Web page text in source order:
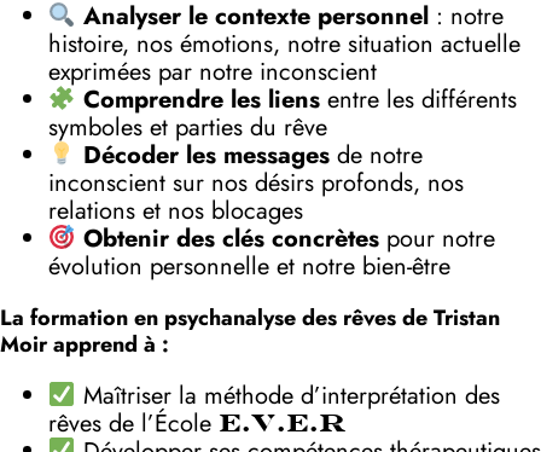
Analyser le contexte personnel: notre
histoire, nos émotions, notre situation actuelle
exprimées par notre inconscient
Comprendre les liensentre les différents
symboles et parties du rêve
Décoder les messagesde notre
inconscient sur nos désirs profonds, nos
relations et nos blocages
Obtenir des clés concrètespour notre
évolution personnelle et notre bien-être
La formation en psychanalyse des rêves de Tristan
Moir apprend à :
Maîtriser la méthode d’interprétation des
rêves de l’École E.V.E.R